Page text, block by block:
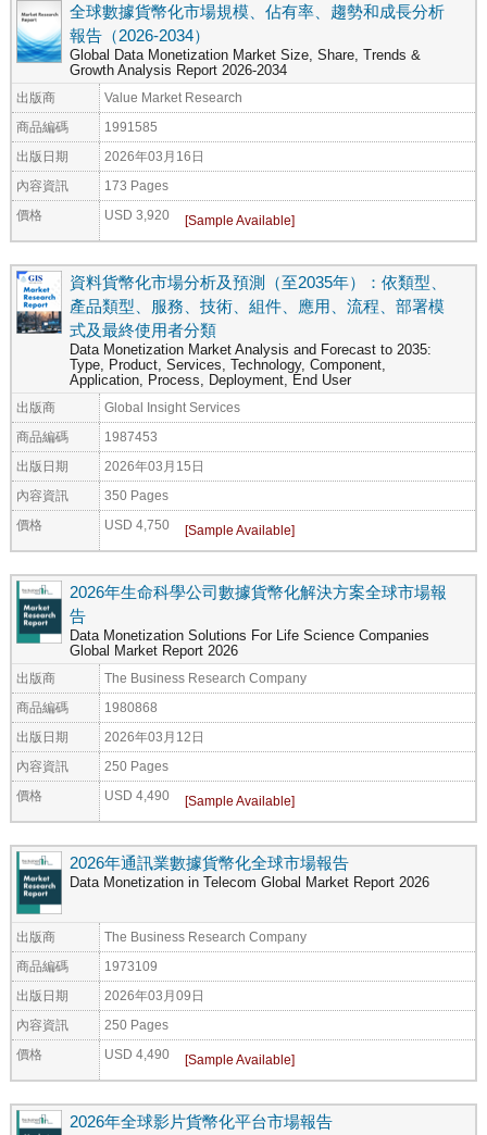
全球數據貨幣化市場規模、佔有率、趨勢和成長分析
報告（2026-2034）
Global Data Monetization Market Size, Share, Trends &
Growth Analysis Report 2026-2034
出版商 Value Market Research
商品編碼 1991585
出版日期 2026年03月16日
內容資訊 173 Pages
價格 USD 3,920
資料貨幣化市場分析及預測（至2035年）：依類型、
產品類型、服務、技術、組件、應用、流程、部署模
式及最終使用者分類
Data Monetization Market Analysis and Forecast to 2035:
Type, Product, Services, Technology, Component,
Application, Process, Deployment, End User
出版商 Global Insight Services
商品編碼 1987453
出版日期 2026年03月15日
內容資訊 350 Pages
價格 USD 4,750
2026年生命科學公司數據貨幣化解決方案全球市場報
告
Data Monetization Solutions For Life Science Companies
Global Market Report 2026
出版商 The Business Research Company
商品編碼 1980868
出版日期 2026年03月12日
內容資訊 250 Pages
價格 USD 4,490
2026年通訊業數據貨幣化全球市場報告
Data Monetization in Telecom Global Market Report 2026
出版商 The Business Research Company
商品編碼 1973109
出版日期 2026年03月09日
內容資訊 250 Pages
價格 USD 4,490
2026年全球影片貨幣化平台市場報告